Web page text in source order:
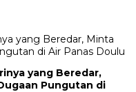
yang Beredar,
Pungutan di